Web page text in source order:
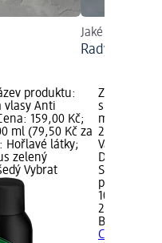
Jaké mýty o
Rady pro
produktu:
vlasy Anti
159,00 Kč;
ml (79,50 Kč za
Hořlavé látky;
zelený
Vybrat
Značka:
suchý
ml; Cena:
200 ml
Varování:
Skladem,
prodejnu
109,00 Kč
200 ml
Batiste
Cherry,